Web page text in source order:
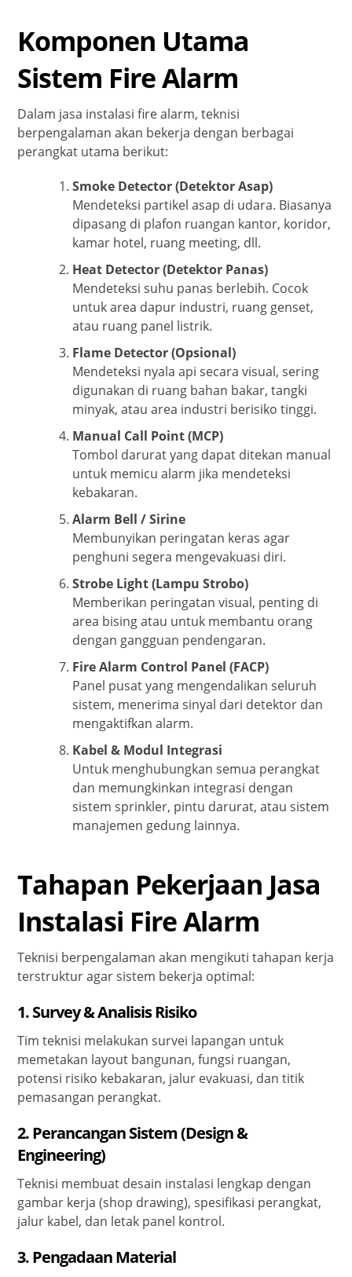
Komponen Utama
Sistem Fire Alarm
Dalam jasa instalasi fire alarm, teknisi
berpengalaman akan bekerja dengan berbagai
perangkat utama berikut:
Smoke Detector (Detektor Asap)
Mendeteksi partikel asap di udara. Biasanya
dipasang di plafon ruangan kantor, koridor,
kamar hotel, ruang meeting, dll.
Heat Detector (Detektor Panas)
Mendeteksi suhu panas berlebih. Cocok
untuk area dapur industri, ruang genset,
atau ruang panel listrik.
Flame Detector (Opsional)
Mendeteksi nyala api secara visual, sering
digunakan di ruang bahan bakar, tangki
minyak, atau area industri berisiko tinggi.
Manual Call Point (MCP)
Tombol darurat yang dapat ditekan manual
untuk memicu alarm jika mendeteksi
kebakaran.
Alarm Bell / Sirine
Membunyikan peringatan keras agar
penghuni segera mengevakuasi diri.
Strobe Light (Lampu Strobo)
Memberikan peringatan visual, penting di
area bising atau untuk membantu orang
dengan gangguan pendengaran.
Fire Alarm Control Panel (FACP)
Panel pusat yang mengendalikan seluruh
sistem, menerima sinyal dari detektor dan
mengaktifkan alarm.
Kabel & Modul Integrasi
Untuk menghubungkan semua perangkat
dan memungkinkan integrasi dengan
sistem sprinkler, pintu darurat, atau sistem
manajemen gedung lainnya.
Tahapan Pekerjaan Jasa
Instalasi Fire Alarm
Teknisi berpengalaman akan mengikuti tahapan kerja
terstruktur agar sistem bekerja optimal:
1.Survey & Analisis Risiko
Tim teknisi melakukan survei lapangan untuk
memetakan layout bangunan, fungsi ruangan,
potensi risiko kebakaran, jalur evakuasi, dan titik
pemasangan perangkat.
2.Perancangan Sistem (Design &
Engineering)
Teknisi membuat desain instalasi lengkap dengan
gambar kerja (shop drawing), spesifikasi perangkat,
jalur kabel, dan letak panel kontrol.
3.Pengadaan Material